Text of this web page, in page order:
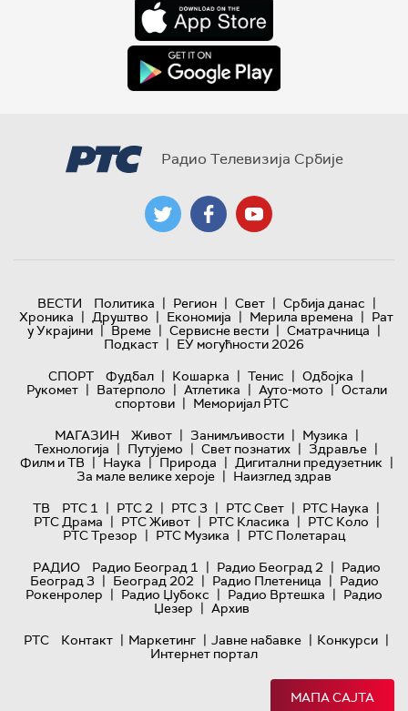
Радио Телевизија Србије
ВЕСТИ Политика | Регион | Свет | Србија данас |
Хроника | Друштво | Економија | Мерила времена | Рат
у Украјини | Време | Сервисне вести | Сматрачница |
Подкаст | ЕУ могућности 2026
СПОРТ
Фудбал | Кошарка | Тенис | Одбојка |
Рукомет | Ватерполо | Атлетика | Ауто-мото | Остали
спортови | Меморијал РТС
МАГАЗИН
Живот | Занимљивости | Музика |
Технологијa | Путујемо | Свет познатих | Здравље |
Филм и ТВ | Наука | Природа | Дигитални предузетник |
За мале велике хероје | Наизглед здрав
ТВ
РТС 1 | РТС 2 | РТС 3 | РТС Свет | РТС Наука |
РТС Драма | РТС Живот | РТС Класика | РТС Коло |
РТС Трезор | РТС Музика | РТС Полетарац
РАДИО
Радио Београд 1 | Радио Београд 2 | Радио
Београд 3 | Београд 202 | Радио Плетеница | Радио
Рокенролер | Радио Џубокс | Радио Вртешка | Радио
Џезер | Архив
РТС
Контакт | Маркетинг | Јавне набавке | Конкурси |
Интернет портал
МАПА САЈТА